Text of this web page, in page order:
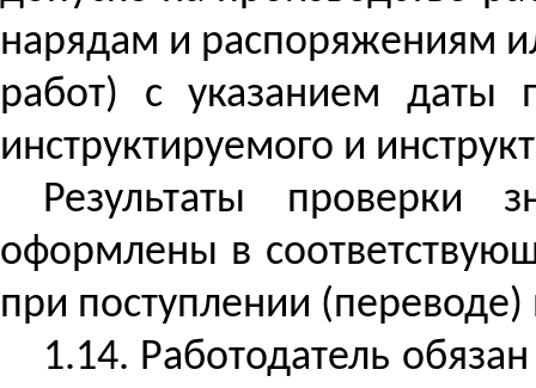
нарядам и распоряжениям
работ) с указанием даты
инструктируемого и
Результаты проверки
оформлены в
при поступлении (переводе)
1.14. Работодатель